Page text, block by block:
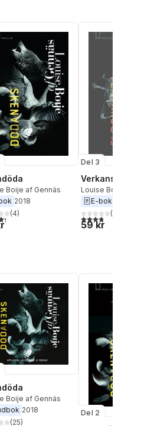
Boije af Gennäs
2018
5 stjärnor. Totalt antal röster:
(4)
Del 3
Verkanseld
Louise Boije af
E-bok
3,8utav 5(
59 kr
Boije af Gennäs
2018
(25)
Del 2